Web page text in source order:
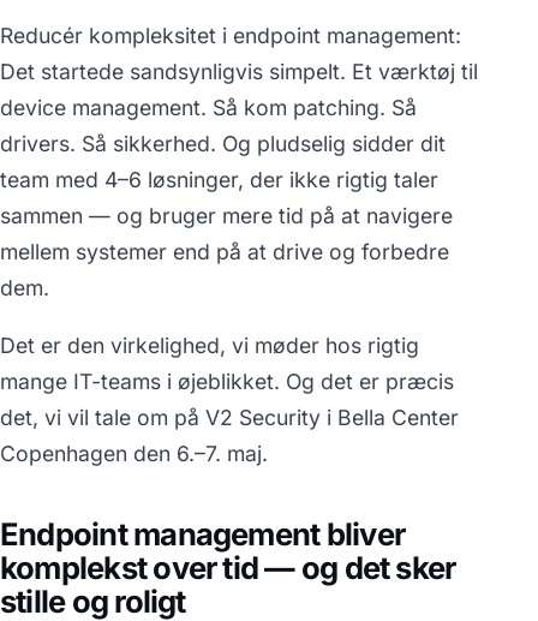
Reducér kompleksitet i endpoint management:
Det startede sandsynligvis simpelt. Et værktøj til
device management. Så kom patching. Så
drivers. Så sikkerhed. Og pludselig sidder dit
team med 4–6 løsninger, der ikke rigtig taler
sammen — og bruger mere tid på at navigere
mellem systemer end på at drive og forbedre
dem.
Det er den virkelighed, vi møder hos rigtig
mange IT-teams i øjeblikket. Og det er præcis
det, vi vil tale om på V2 Security i Bella Center
Copenhagen den 6.–7. maj.
Endpoint management bliver
komplekst over tid — og det sker
stille og roligt